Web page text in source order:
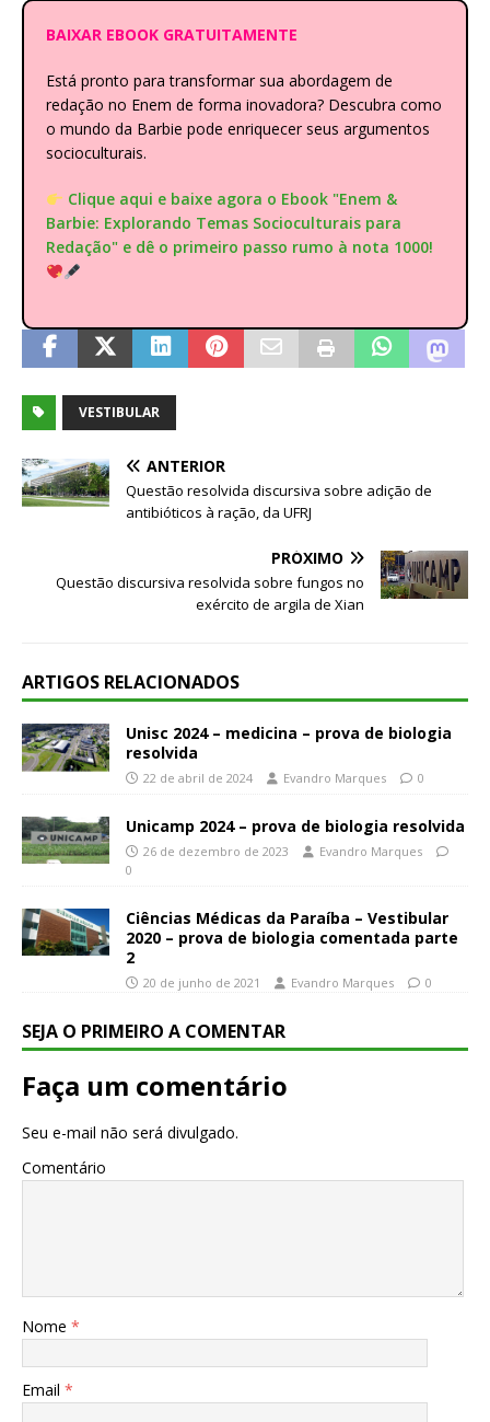
BAIXAR EBOOK GRATUITAMENTE
Está pronto para transformar sua abordagem de
redação no Enem de forma inovadora? Descubra como
o mundo da Barbie pode enriquecer seus argumentos
socioculturais.
Clique aqui e baixe agora o Ebook "Enem &
Barbie: Explorando Temas Socioculturais para
Redação" e dê o primeiro passo rumo à nota 1000!
VESTIBULAR
ANTERIOR
Questão resolvida discursiva sobre adição de
antibióticos à ração, da UFRJ
PRÓXIMO
Questão discursiva resolvida sobre fungos no
exército de argila de Xian
ARTIGOS RELACIONADOS
Unisc 2024 – medicina – prova de biologia
resolvida
22 de abril de 2024 Evandro Marques 0
Unicamp 2024 – prova de biologia resolvida
26 de dezembro de 2023
Evandro Marques
0
Ciências Médicas da Paraíba – Vestibular
2020 – prova de biologia comentada parte
2
20 de junho de 2021 Evandro Marques 0
SEJA O PRIMEIRO A COMENTAR
Faça um comentário
Seu e-mail não será divulgado.
Comentário
Nome *
Email *